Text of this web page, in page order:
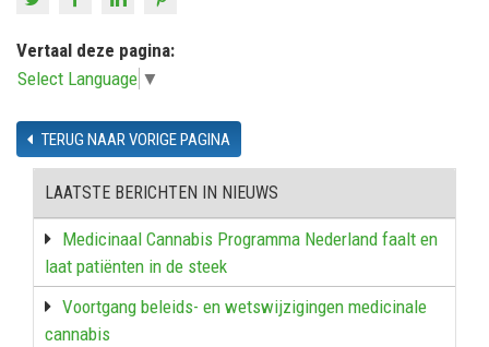
Vertaal deze pagina:
Select Language ▼
TERUG NAAR VORIGE PAGINA
LAATSTE BERICHTEN IN NIEUWS
Medicinaal Cannabis Programma Nederland faalt en
laat patiënten in de steek
Voortgang beleids- en wetswijzigingen medicinale
cannabis